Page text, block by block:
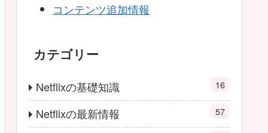
コンテンツ追加情報
カテゴリー
Netflixの基礎知識 16
Netflixの最新情報 57